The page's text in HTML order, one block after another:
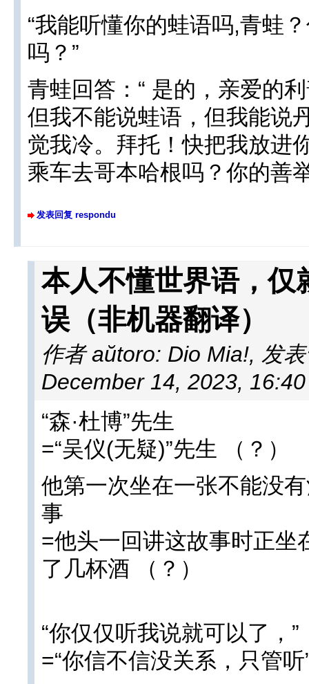
“我能听懂你的蛙语吗,青蛙
吗？”
青蛙回答：“ 是的，亲爱的
但我不能说蛙语，但我能说
觉我冷。拜托！快把我放进
乘车去哥本哈根吗？你的善
发表回复 respondu
本人不懂世界语，仅
误（非机器翻译）
作者 aŭtoro: Dio Mia!, 发
December 14, 2023,
“森·杜博”先生
=“吴仪(无疑)”先生 （？）
他第一次坐在一张不能没
事
=他头一回讲这故事时正坐
了几杯酒 （？）
“你仅仅听我说就可以了，”
=“你信不信没关系，只管听